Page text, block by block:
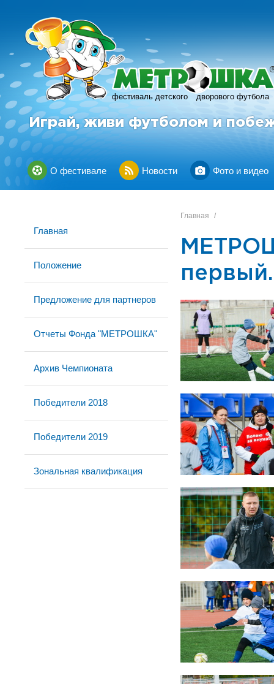
фестиваль детского дворового футбола
R
Играй, живи футболом и
О фестивале Новости Фото и видео
Главная
Положение
Предложение для партнеров
Отчеты Фонда "МЕТРОШКА"
Архив Чемпионата
Победители 2018
Победители 2019
Зональная квалификация
Главная /